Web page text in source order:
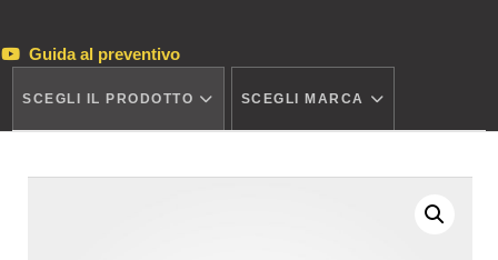
Guida al preventivo
SCEGLI IL PRODOTTO SCEGLI MARCA